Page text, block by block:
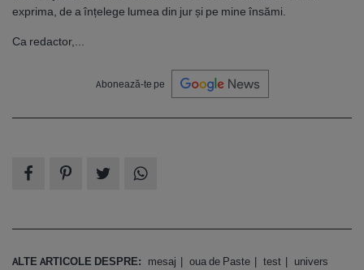
exprima, de a înțelege lumea din jur și pe mine însămi.
Ca redactor,...
Abonează-te pe
ALTE ARTICOLE DESPRE: mesaj oua de Paste test univers